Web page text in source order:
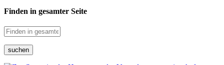
Finden in gesamter Seite
suchen